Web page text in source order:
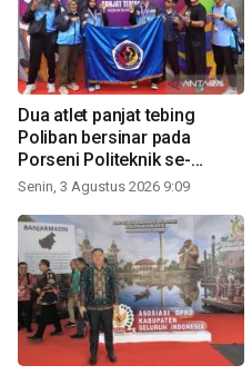
Dua atlet panjat tebing
Poliban bersinar pada
Porseni Politeknik se-
Indonesia 2026
Senin, 3 Agustus 2026 9:09